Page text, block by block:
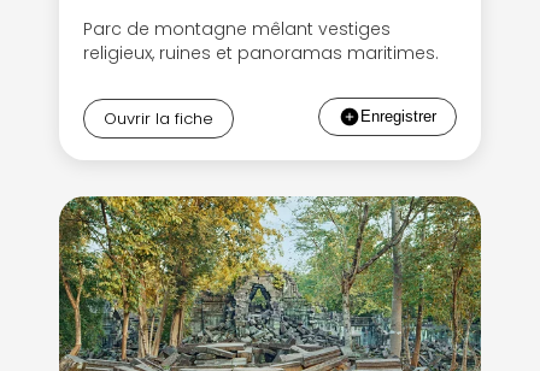
Parc de montagne mêlant vestiges
religieux, ruines et panoramas maritimes.
Ouvrir la fiche